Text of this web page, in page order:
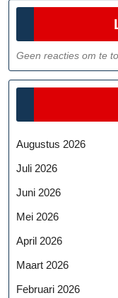
Geen reacties om te
Augustus 2026
Juli 2026
Juni 2026
Mei 2026
April 2026
Maart 2026
Februari 2026